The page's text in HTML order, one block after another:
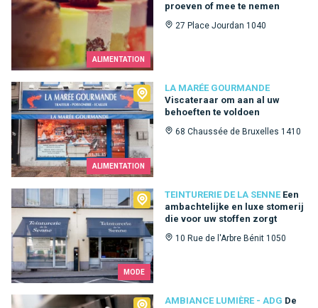
ALIMENTATION
proeven of mee te nemen
27 Place Jourdan 1040
ALIMENTATION
LA MARÉE GOURMANDE
Viscateraar om aan al uw
behoeften te voldoen
68 Chaussée de Bruxelles 1410
La Marée Gourmande
MODE
TEINTURERIE DE LA SENNE Een
ambachtelijke en luxe stomerij
die voor uw stoffen zorgt
10 Rue de l'Arbre Bénit 1050
Teinturerie de la Senne
AMBIANCE LUMIÈRE - ADG De
Ambiance Lumière - ADG